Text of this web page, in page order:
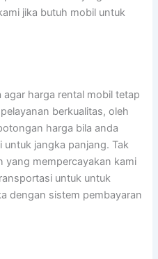
jika butuh mobil untuk
harga rental mobil tetap
berkualitas, oleh
harga bila anda
untuk jangka panjang. Tak
yang mempercayakan kami
untuk untuk
dengan sistem pembayaran